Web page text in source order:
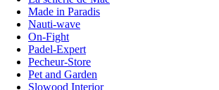
Made in Paradis
Nauti-wave
On-Fight
Padel-Expert
Pecheur-Store
Pet and Garden
Slowood Interior